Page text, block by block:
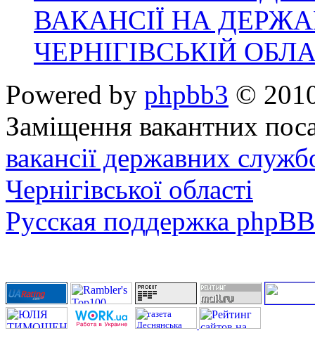
ВАКАНСІЇ НА
ЧЕРНІГІВСЬКІЙ
Powered by phpbb3 ©
Заміщення вакантних
вакансії державних
Чернігівської області
Русская поддержка phpBB